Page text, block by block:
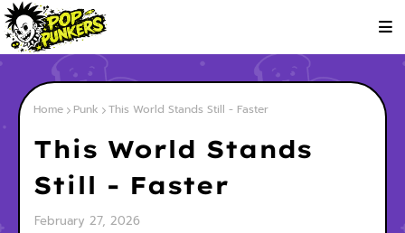
Home Punk This World Stands Still - Faster
This World Stands
Still - Faster
February 27, 2026